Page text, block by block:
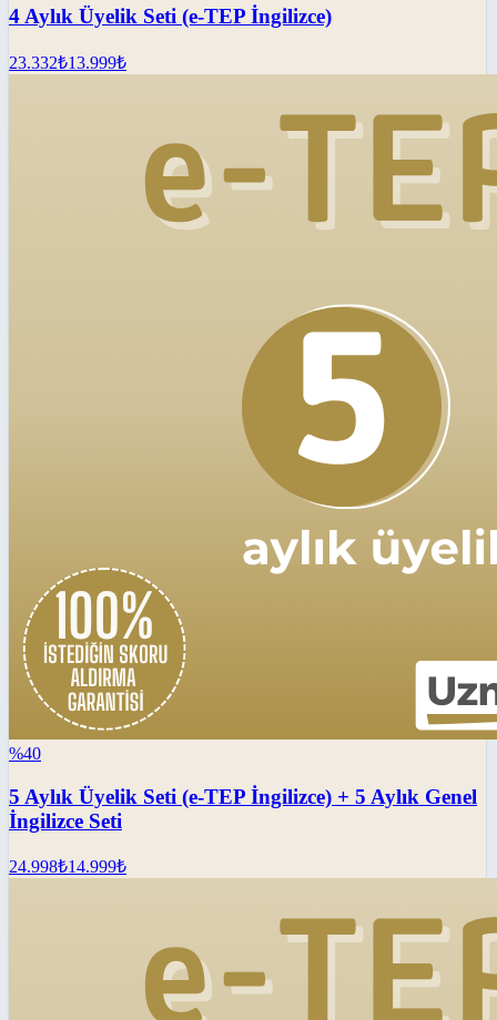
4 Aylık Üyelik Seti (e-TEP İngilizce)
23.332₺13.999₺
%40
5 Aylık Üyelik Seti (e-TEP İngilizce) + 5 Aylık Genel
İngilizce Seti
24.998₺14.999₺